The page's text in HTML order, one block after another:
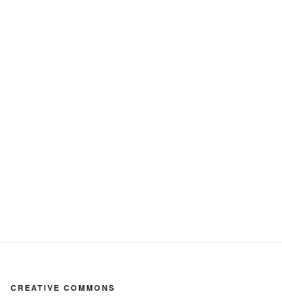
CREATIVE COMMONS